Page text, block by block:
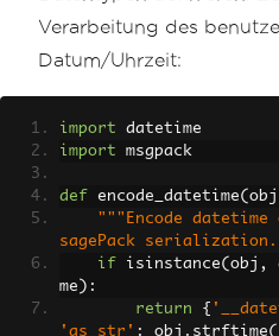
Verarbeitung des
Datum/Uhrzeit:
import datetime
import msgpack
def encode_datetime( obj
"""Encode
sagePack
if isinstance( obj ,
me ):
return
{
'as_str' : obj . strftime(